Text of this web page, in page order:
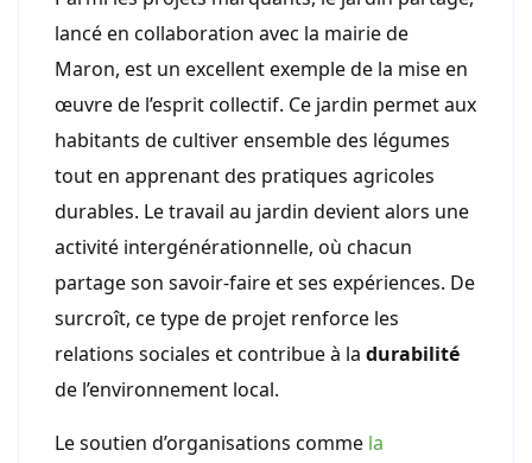
lancé en collaboration avec la mairie de
Maron, est un excellent exemple de la mise en
œuvre de l’esprit collectif. Ce jardin permet aux
habitants de cultiver ensemble des légumes
tout en apprenant des pratiques agricoles
durables. Le travail au jardin devient alors une
activité intergénérationnelle, où chacun
partage son savoir-faire et ses expériences. De
surcroît, ce type de projet renforce les
relations sociales et contribue à la durabilité
de l’environnement local.
Le soutien d’organisations comme la